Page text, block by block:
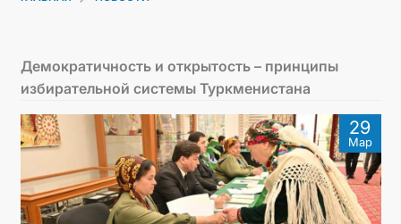
ТУРКМЕНИСТАН
КОНСУЛЬСКИЕ УСЛУГИ
МИД
Демократичность и открытость – принципы
избирательной системы Туркменистана
29
Мар